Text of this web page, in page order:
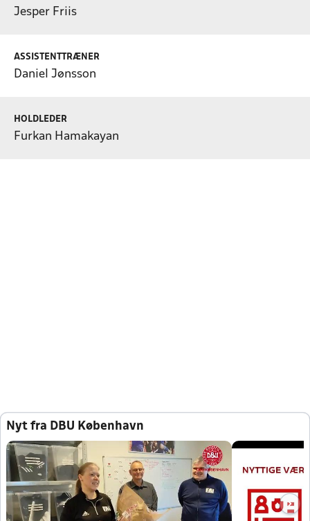
Jesper Friis
ASSISTENTTRÆNER
Daniel Jønsson
HOLDLEDER
Furkan Hamakayan
Nyt fra DBU København